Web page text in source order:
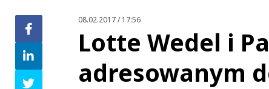
08.02.2017 / 17:56
Lotte Wedel i
adresowanym